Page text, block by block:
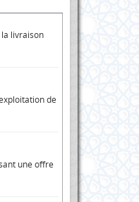
livraison
de
une offre